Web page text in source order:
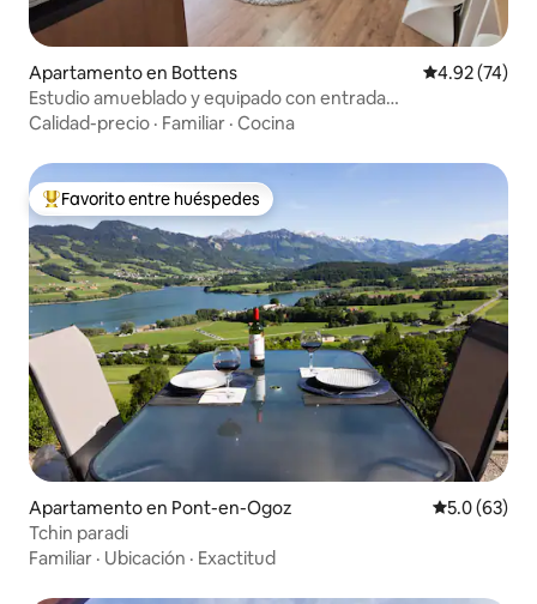
Apartamento en Bottens Calificación
4.92 (74)
Estudio amueblado y equipado con entrada
independiente
Calidad-precio · Familiar · Cocina
Favorito entre huéspedes preferido
Favorito entre huéspedes
Apartamento en Pont-en-Ogoz Calificación
5.0 (63)
Tchin paradi
Familiar · Ubicación · Exactitud